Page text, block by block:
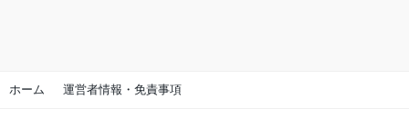
ホーム 運営者情報・免責事項